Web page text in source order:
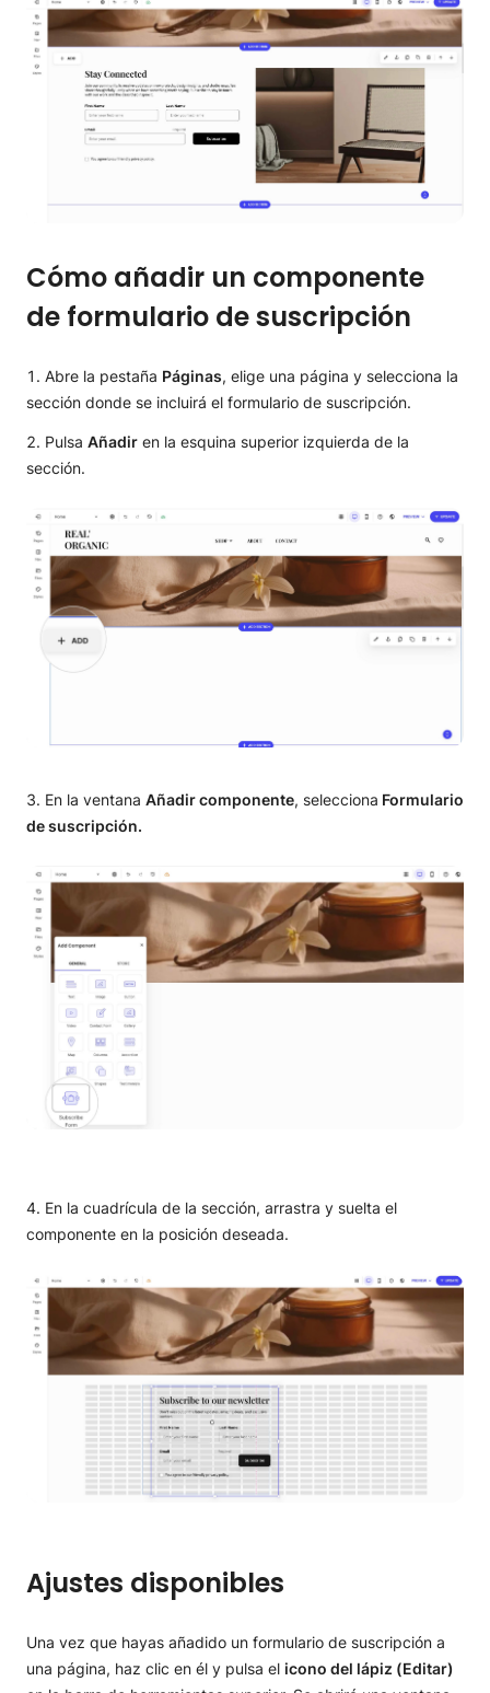
Cómo añadir un componente
de formulario de suscripción
Abre la pestaña Páginas, elige una página y selecciona la
sección donde se incluirá el formulario de suscripción.
Pulsa Añadir en la esquina superior izquierda de la
sección.
En la ventana Añadir componente, selecciona Formulario
de suscripción.
En la cuadrícula de la sección, arrastra y suelta el
componente en la posición deseada.
Ajustes disponibles
Una vez que hayas añadido un formulario de suscripción a
una página, haz clic en él y pulsa el icono del lápiz (Editar)